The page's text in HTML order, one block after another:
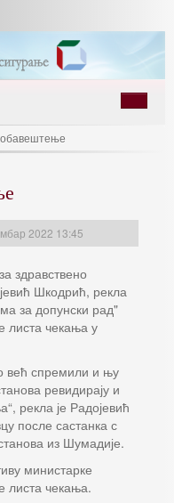
2022 13:45
здравствено
Шкодрић, рекла
за допунски рад"
листа чекања у
већ спремили и њу
ревидирају и
рекла је Радојевић
после састанка с
из Шумадије.
министарке
листа чекања.